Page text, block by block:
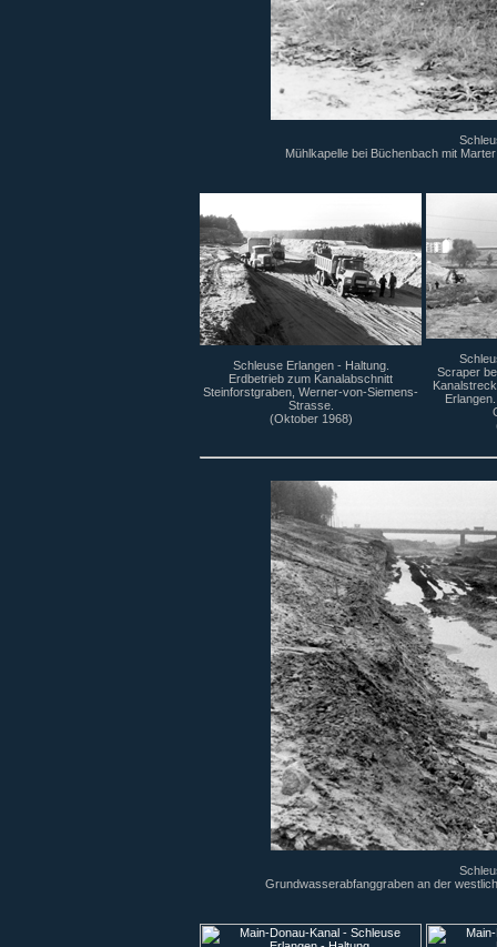
Mühlkapelle bei Büchenbach mit
Schleuse Erlangen - Haltung.
Erdbetrieb zum Kanalabschnitt
Steinforstgraben, Werner-von-Siemens-
Strasse.
(Oktober 1968)
Scraper
Grundwasserabfanggraben an der